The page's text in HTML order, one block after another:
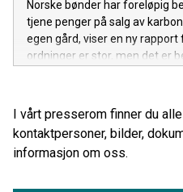
Norske bønder har foreløpig
tjene penger på salg av
egen gård, viser en ny rapport
ordninger er stor, men det er
I vårt presserom finner du
kontaktpersoner, bilder,
informasjon om oss.